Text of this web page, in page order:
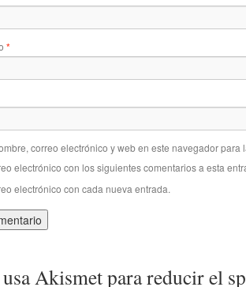
*
correo electrónico y web en este navegador para
electrónico con los siguientes comentarios a esta
electrónico con cada nueva entrada.
Akismet para reducir el